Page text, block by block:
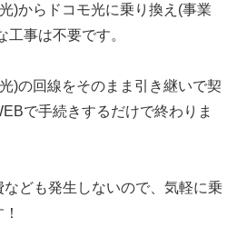
)からドコモ光に乗り換え(事業
事は不要です。
)の回線をそのまま引き継いで契
で手続きするだけで終わりま
ども発生しないので、気軽に乗